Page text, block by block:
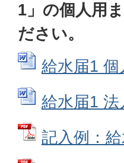
1」の個人用
ださい。
給水届1
給水届1
記入例：